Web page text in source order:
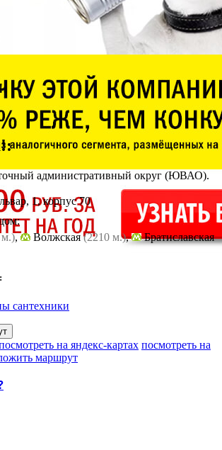
:
административный округ (ЮВАО).
1, корпус 70
м.), Волжская(2210 м.),
Братиславская
сантехники
на яндекс-картах посмотреть на
маршрут